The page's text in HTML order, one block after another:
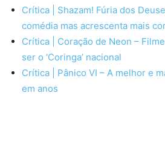
Crítica | Shazam! Fúria dos
comédia mas acrescenta mais
Crítica | Coração de Neon –
ser o ‘Coringa’ nacional
Crítica | Pânico VI – A melhor e
em anos